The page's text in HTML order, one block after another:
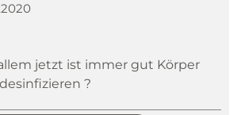
jetzt ist immer gut Körper
?